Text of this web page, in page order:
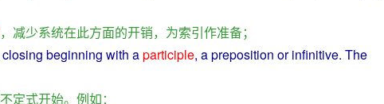
， 减少系统在此方面的开销， 为索引作准备；
closing beginning with aparticiple, apreposition or infinitive. The
不定式开始。 例如：